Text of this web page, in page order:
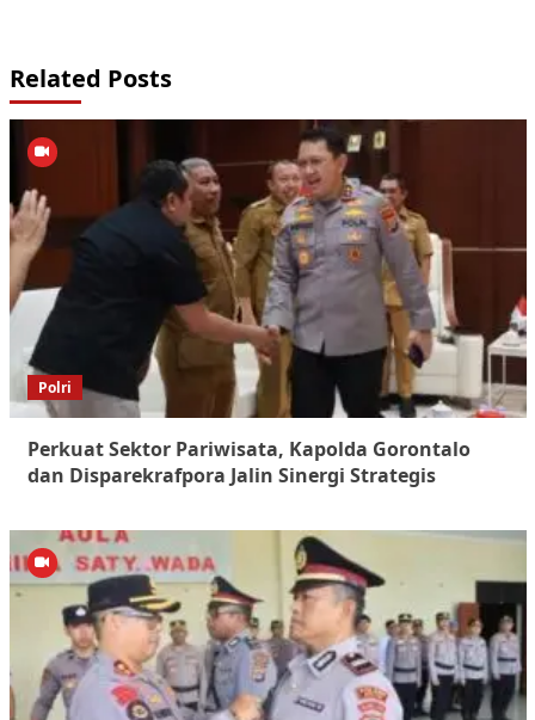
Related Posts
Polri
Perkuat Sektor Pariwisata, Kapolda Gorontalo
dan Disparekrafpora Jalin Sinergi Strategis